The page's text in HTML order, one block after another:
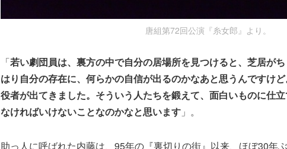
唐組第72回公演『糸女郎』より。
「若い劇団員は、裏方の中で自分の居場所を見つけると、芝居が
はり自分の存在に、何らかの自信が出るのかなあと思うんですけ
役者が出てきました。そういう人たちを鍛えて、面白いものに仕
なければいけないことなのかなと思います 」。
助っ人に呼ばれた内藤は、95年の『裏切りの街』以来、ほぼ30年